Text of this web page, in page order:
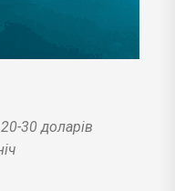
30 доларів